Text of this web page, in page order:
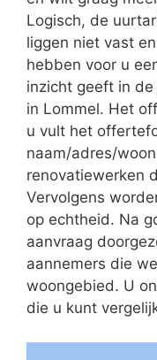
Logisch, de
liggen niet vast
hebben voor u
inzicht geeft in
in Lommel. Het
u vult het
naam/adres/
renovatiewerken
Vervolgens
op echtheid. Na
aanvraag
aannemers die
woongebied. U
die u kunt